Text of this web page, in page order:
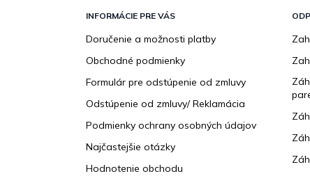
INFORMÁCIE PRE VÁS
Doručenie a možnosti platby
Obchodné podmienky
Formulár pre odstúpenie od zmluvy
Odstúpenie od zmluvy/ Reklamácia
Podmienky ochrany osobných údajov
Najčastejšie otázky
Hodnotenie obchodu